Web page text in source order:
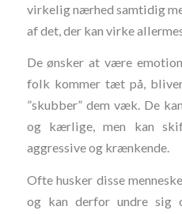
virkelig nærhed samtidig
af det, der kan virke
De ønsker at være
folk kommer tæt på,
”skubber” dem væk. De
og kærlige, men kan
aggressive og krænkende.
Ofte husker disse
og kan derfor undre sig